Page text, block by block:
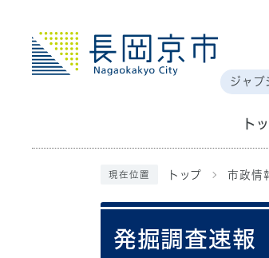
ジャブ
ト
現在位置 トップ 市政情
発掘調査速報